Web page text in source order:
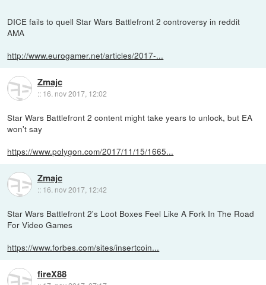
DICE fails to quell Star Wars Battlefront 2 controversy in reddit
AMA
http://www.eurogamer.net/articles/2017-...
Zmajc
:: 16. nov 2017, 12:02
Star Wars Battlefront 2 content might take years to unlock, but EA
won't say
https://www.polygon.com/2017/11/15/1665...
Zmajc
:: 16. nov 2017, 12:42
Star Wars Battlefront 2's Loot Boxes Feel Like A Fork In The Road
For Video Games
https://www.forbes.com/sites/insertcoin...
fireX88